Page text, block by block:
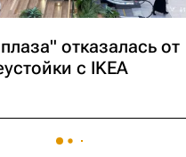
отказалась от
с IKEA